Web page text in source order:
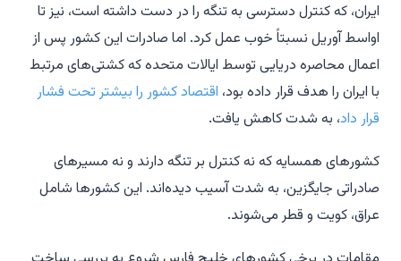
ایران، که کنترل دسترسی به تنگه را در دست داشته است، نیز تا
اواسط آوریل نسبتاً خوب عمل کرد. اما صادرات این کشور پس از
اعمال محاصره دریایی توسط ایالات متحده که کشتی‌های مرتبط
با ایران را هدف قرار داده بود، اقتصاد کشور را بیشتر تحت فشار
قرار داد، به شدت کاهش یافت.
کشورهای همسایه که نه کنترل بر تنگه دارند و نه مسیرهای
صادراتی جایگزین، به شدت آسیب دیده‌اند. این کشورها شامل
عراق، کویت و قطر می‌شوند.